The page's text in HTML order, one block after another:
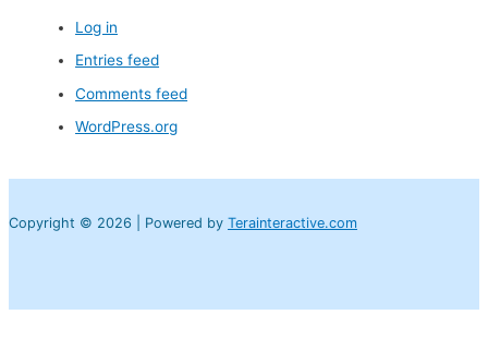
Log in
Entries feed
Comments feed
WordPress.org
Copyright © 2026 | Powered by Terainteractive.com